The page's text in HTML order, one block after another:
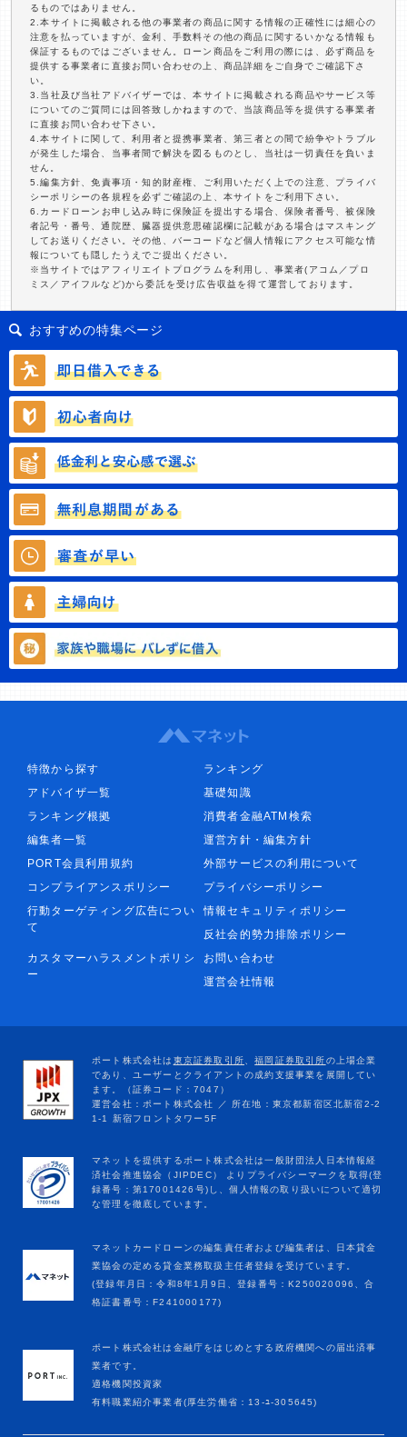
るものではありません。
2.本サイトに掲載される他の事業者の商品に関する情報の正確性には細心の
注意を払っていますが、金利、手数料その他の商品に関するいかなる情報も
保証するものではございません。ローン商品をご利用の際には、必ず商品を
提供する事業者に直接お問い合わせの上、商品詳細をご自身でご確認下さ
い。
3.当社及び当社アドバイザーでは、本サイトに掲載される商品やサービス等
についてのご質問には回答致しかねますので、当該商品等を提供する事業者
に直接お問い合わせ下さい。
4.本サイトに関して、利用者と提携事業者、第三者との間で紛争やトラブル
が発生した場合、当事者間で解決を図るものとし、当社は一切責任を負いま
せん。
5.編集方針、免責事項・知的財産権、ご利用いただく上での注意、プライバ
シーポリシーの各規程を必ずご確認の上、本サイトをご利用下さい。
6.カードローンお申し込み時に保険証を提出する場合、保険者番号、被保険
者記号・番号、通院歴、臓器提供意思確認欄に記載がある場合はマスキング
してお送りください。その他、バーコードなど個人情報にアクセス可能な情
報についても隠したうえでご提出ください。
※当サイトではアフィリエイトプログラムを利用し、事業者(アコム／プロ
ミス／アイフルなど)から委託を受け広告収益を得て運営しております。
おすすめの特集ページ
特徴から探す
ランキング
アドバイザ一覧
基礎知識
ランキング根拠
消費者金融ATM検索
編集者一覧
運営方針・編集方針
PORT会員利用規約
外部サービスの利用について
コンプライアンスポリシー
プライバシーポリシー
行動ターゲティング広告につい
て
情報セキュリティポリシー
反社会的勢力排除ポリシー
カスタマーハラスメントポリシ
ー
お問い合わせ
運営会社情報
マネットカードローンの編集責任者および編集者は、日本貸金
業協会の定める貸金業務取扱主任者登録を受けています。
(登録年月日：令和8年1月9日、登録番号：K250020096、合
格証書番号：F241000177)
ポート株式会社は金融庁をはじめとする政府機関への届出済事
業者です。
適格機関投資家
有料職業紹介事業者(厚生労働省：13-ﾕ-305645)